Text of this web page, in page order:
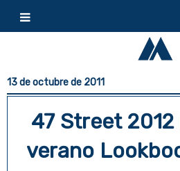
13 de octubre de 2011
47 Street
verano